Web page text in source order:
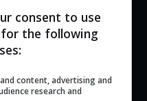
giocare tutto
bulimia
o i giochi
e quindi non c’è
oppure il loro
consent to use
the following
content, advertising and
research and